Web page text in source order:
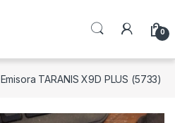
0
Emisora TARANIS X9D PLUS (5733)